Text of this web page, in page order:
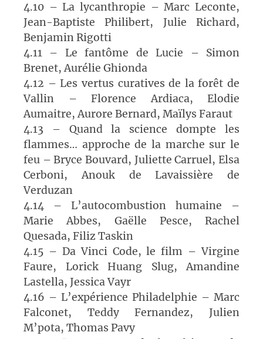
4.10 – La lycanthropie – Marc Leconte,
Jean-Baptiste Philibert, Julie Richard,
Benjamin Rigotti
4.11 – Le fantôme de Lucie – Simon
Brenet, Aurélie Ghionda
4.12 – Les vertus curatives de la forêt de
Vallin – Florence Ardiaca, Elodie
Aumaitre, Aurore Bernard, Maïlys Faraut
4.13 – Quand la science dompte les
flammes… approche de la marche sur le
feu – Bryce Bouvard, Juliette Carruel, Elsa
Cerboni, Anouk de Lavaissière de
Verduzan
4.14 – L’autocombustion humaine –
Marie Abbes, Gaëlle Pesce, Rachel
Quesada, Filiz Taskin
4.15 – Da Vinci Code, le film – Virgine
Faure, Lorick Huang Slug, Amandine
Lastella, Jessica Vayr
4.16 – L’expérience Philadelphie – Marc
Falconet, Teddy Fernandez, Julien
M’pota, Thomas Pavy